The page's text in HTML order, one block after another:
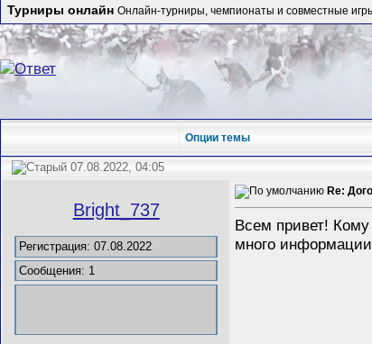
Турниры онлайн Онлайн-турниры, чемпионаты и совместные
Опции темы
07.08.2022, 04:05
Bright_737
Регистрация: 07.08.2022
Сообщения: 1
Re:
Всем привет! Кому
много